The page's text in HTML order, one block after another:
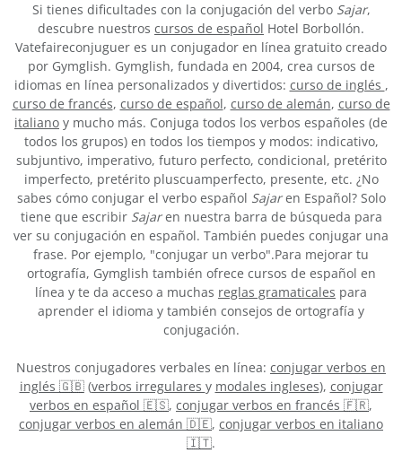
Si tienes dificultades con la conjugación del verbo Sajar,
descubre nuestros cursos de español Hotel Borbollón.
Vatefaireconjuguer es un conjugador en línea gratuito creado
por Gymglish. Gymglish, fundada en 2004, crea cursos de
idiomas en línea personalizados y divertidos: curso de inglés ,
curso de francés, curso de español, curso de alemán, curso de
italiano y mucho más. Conjuga todos los verbos españoles (de
todos los grupos) en todos los tiempos y modos: indicativo,
subjuntivo, imperativo, futuro perfecto, condicional, pretérito
imperfecto, pretérito pluscuamperfecto, presente, etc. ¿No
sabes cómo conjugar el verbo español Sajaren Español? Solo
tiene que escribir Sajaren nuestra barra de búsqueda para
ver su conjugación en español. También puedes conjugar una
frase. Por ejemplo, "conjugar un verbo".Para mejorar tu
ortografía, Gymglish también ofrece cursos de español en
línea y te da acceso a muchas reglas gramaticales para
aprender el idioma y también consejos de ortografía y
conjugación.
Nuestros conjugadores verbales en línea: conjugar verbos en
inglés 🇬🇧(verbos irregulares y modales ingleses), conjugar
verbos en español 🇪🇸, conjugar verbos en francés 🇫🇷,
conjugar verbos en alemán 🇩🇪, conjugar verbos en italiano
🇮🇹.